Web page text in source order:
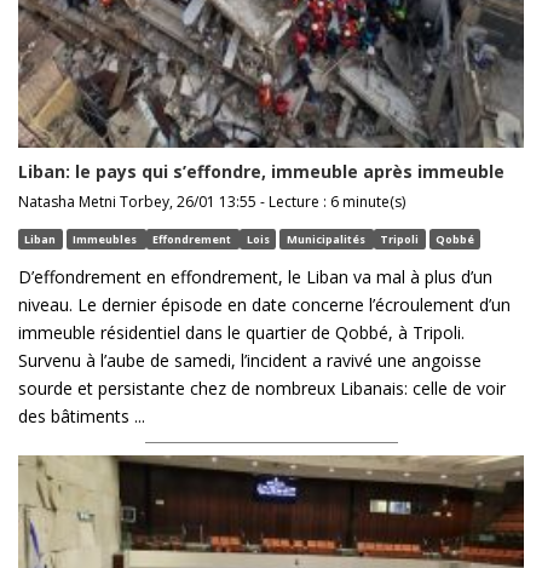
Liban: le pays qui s’effondre, immeuble après immeuble
Natasha Metni Torbey, 26/01 13:55 - Lecture : 6 minute(s)
Liban Immeubles Effondrement Lois Municipalités Tripoli Qobbé
D’effondrement en effondrement, le Liban va mal à plus d’un
niveau. Le dernier épisode en date concerne l’écroulement d’un
immeuble résidentiel dans le quartier de Qobbé, à Tripoli.
Survenu à l’aube de samedi, l’incident a ravivé une angoisse
sourde et persistante chez de nombreux Libanais: celle de voir
des bâtiments ...